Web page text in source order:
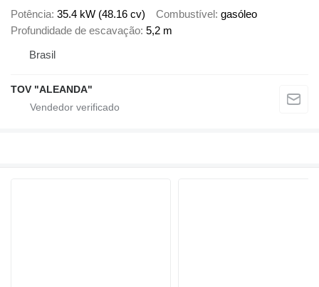
Potência 35.4 kW (48.16 cv) Combustível gasóleo
Profundidade de escavação 5,2 m
Brasil
TOV "ALEANDA"